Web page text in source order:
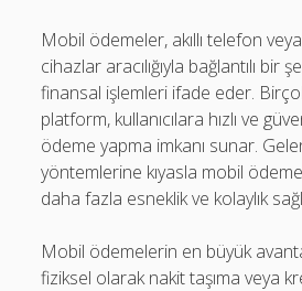
Mobil ödemeler, akıllı telefon
cihazlar aracılığıyla bağlantılı bir
finansal işlemleri ifade eder.
platform, kullanıcılara hızlı ve
ödeme yapma imkanı sunar.
yöntemlerine kıyasla mobil
daha fazla esneklik ve kolaylık
Mobil ödemelerin en büyük
fiziksel olarak nakit taşıma veya